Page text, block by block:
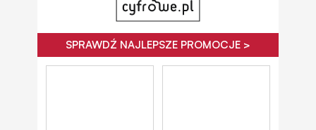
SPRAWDŹ NAJLEPSZE PROMOCJE >